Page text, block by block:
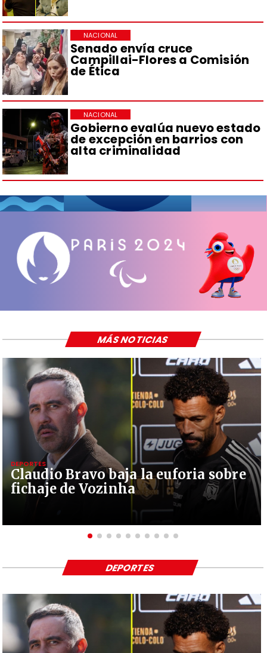
Senado envía cruce
Campillai-Flores a Comisión
de Ética
NACIONAL
Gobierno evalúa nuevo estado
de excepción en barrios con
alta criminalidad
NACIONAL
Claudio Bravo baja la euforia sobre
fichaje de Vozinha
DEPORTES
MÁS NOTICIAS
DEPORTES